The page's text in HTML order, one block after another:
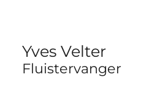
Yves Velter
Fluistervanger